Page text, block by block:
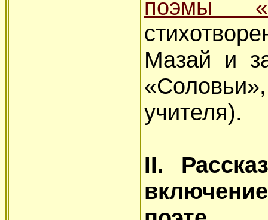
поэмы
Мазай и
учителя).
II.